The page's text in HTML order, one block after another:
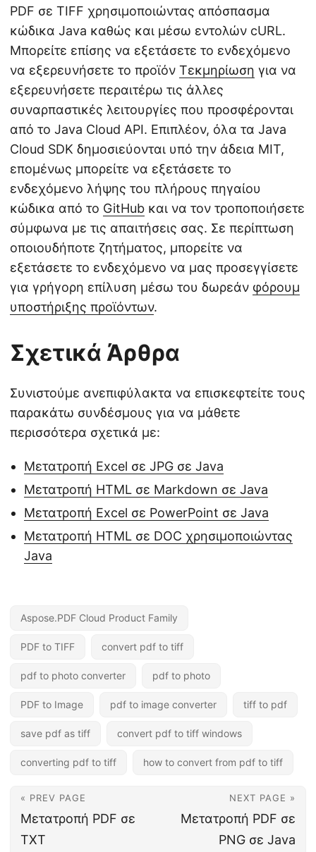
PDF σε TIFF χρησιμοποιώντας απόσπασμα
κώδικα Java καθώς και μέσω εντολών cURL.
Μπορείτε επίσης να εξετάσετε το ενδεχόμενο
να εξερευνήσετε το προϊόν Τεκμηρίωση για να
εξερευνήσετε περαιτέρω τις άλλες
συναρπαστικές λειτουργίες που προσφέρονται
από το Java Cloud API. Επιπλέον, όλα τα Java
Cloud SDK δημοσιεύονται υπό την άδεια MIT,
επομένως μπορείτε να εξετάσετε το
ενδεχόμενο λήψης του πλήρους πηγαίου
κώδικα από το GitHub και να τον τροποποιήσετε
σύμφωνα με τις απαιτήσεις σας. Σε περίπτωση
οποιουδήποτε ζητήματος, μπορείτε να
εξετάσετε το ενδεχόμενο να μας προσεγγίσετε
για γρήγορη επίλυση μέσω του δωρεάν φόρουμ
υποστήριξης προϊόντων.
Σχετικά Άρθρα
Συνιστούμε ανεπιφύλακτα να επισκεφτείτε τους
παρακάτω συνδέσμους για να μάθετε
περισσότερα σχετικά με:
Μετατροπή Excel σε JPG σε Java
Μετατροπή HTML σε Markdown σε Java
Μετατροπή Excel σε PowerPoint σε Java
Μετατροπή HTML σε DOC χρησιμοποιώντας
Java
Aspose.PDF Cloud Product Family
PDF to TIFF convert pdf to tiff
pdf to photo converter pdf to photo
PDF to Image pdf to image converter tiff to pdf
save pdf as tiff convert pdf to tiff windows
converting pdf to tiff how to convert from pdf to tiff
« PREV PAGE
Μετατροπή PDF σε
TXT
NEXT PAGE »
Μετατροπή PDF σε
PNG σε Java